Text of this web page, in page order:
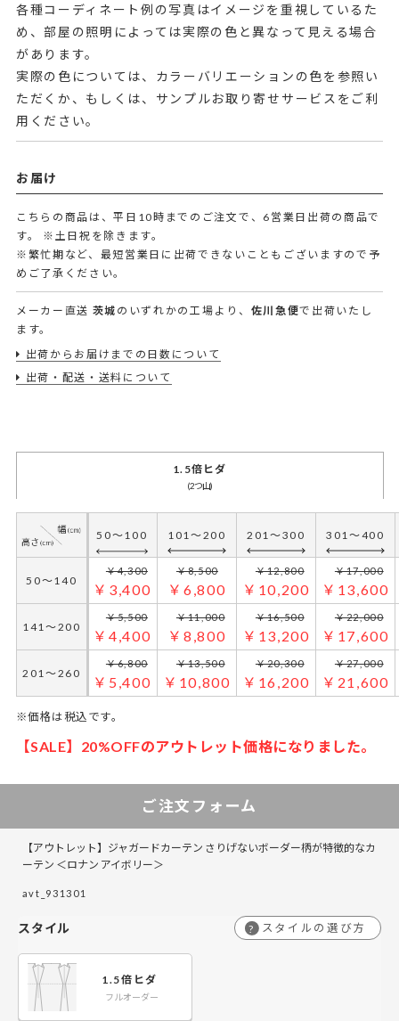
各種コーディネート例の写真はイメージを重視しているた
め、部屋の照明によっては実際の色と異なって見える場合
があります。
実際の色については、カラーバリエーションの色を参照い
ただくか、もしくは、サンプルお取り寄せサービスをご利
用ください。
お届け
こちらの商品は、平日10時までのご注文で、6営業日出荷の商品で
す。
※土日祝を除きます。
※繁忙期など、最短営業日に出荷できないこともございますので予
めご了承ください。
メーカー直送 茨城 のいずれかの工場より、 佐川急便で出荷いたし
ます。
出荷からお届けまでの日数について
出荷・配送・送料について
1.5倍ヒダ
(2つ山)
50～100 101～200 201～300 301～400
50～140
￥4,300
￥3,400
￥8,500
￥6,800
￥12,800
￥10,200
￥17,000
￥13,600
141～200
￥5,500
￥4,400
￥11,000
￥8,800
￥16,500
￥13,200
￥22,000
￥17,600
201～260
￥6,800
￥5,400
￥13,500
￥10,800
￥20,300
￥16,200
￥27,000
￥21,600
※価格は税込です。
【SALE】20%OFFのアウトレット価格になりました。
ご注文フォーム
【アウトレット】ジャガードカーテン さりげないボーダー柄が特徴的なカ
ーテン ＜ロナン アイボリー＞
avt_931301
スタイル ? スタイルの選び方
1.5倍ヒダ
フルオーダー